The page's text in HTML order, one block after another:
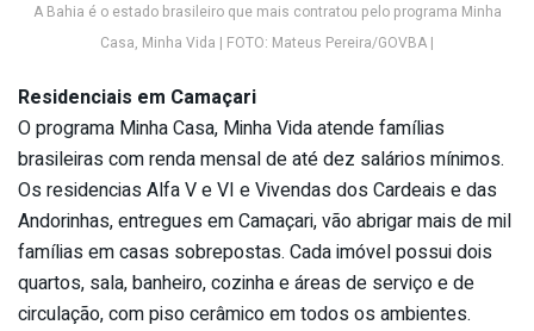
A Bahia é o estado brasileiro que mais contratou pelo programa Minha
Casa, Minha Vida | FOTO: Mateus Pereira/GOVBA |
Residenciais em Camaçari
O programa Minha Casa, Minha Vida atende famílias
brasileiras com renda mensal de até dez salários mínimos.
Os residencias Alfa V e VI e Vivendas dos Cardeais e das
Andorinhas, entregues em Camaçari, vão abrigar mais de mil
famílias em casas sobrepostas. Cada imóvel possui dois
quartos, sala, banheiro, cozinha e áreas de serviço e de
circulação, com piso cerâmico em todos os ambientes.